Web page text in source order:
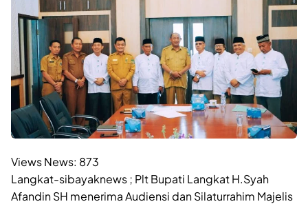
Views News: 873
Langkat-sibayaknews ; Plt Bupati Langkat H.Syah
Afandin SH menerima Audiensi dan Silaturrahim Majelis